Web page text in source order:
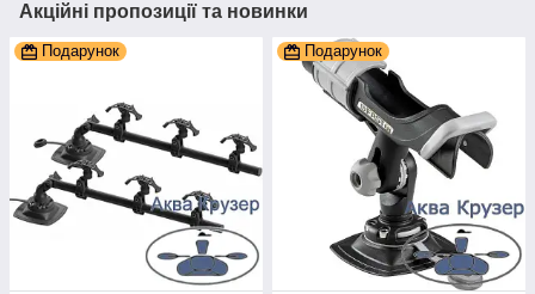
Акційні пропозиції та новинки
Подарунок Подарунок